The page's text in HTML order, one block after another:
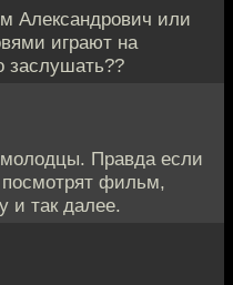
Александрович или
играют на
заслушать??
Правда если
посмотрят фильм,
и так далее.